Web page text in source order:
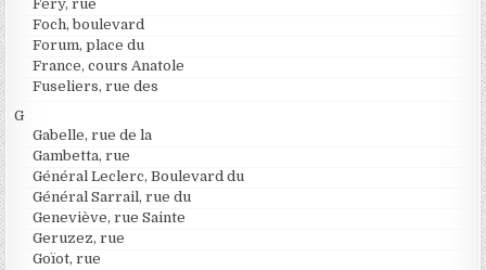
Féry, rue
Foch, boulevard
Forum, place du
France, cours Anatole
Fuseliers, rue des
G
Gabelle, rue de la
Gambetta, rue
Général Leclerc, Boulevard du
Général Sarrail, rue du
Geneviève, rue Sainte
Geruzez, rue
Goïot, rue